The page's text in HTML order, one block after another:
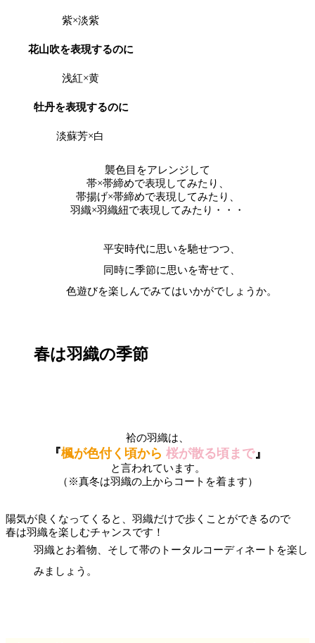
紫×淡紫
花山吹を表現するのに
浅紅×黄
牡丹を表現するのに
淡蘇芳×白
襲色目をアレンジして
帯×帯締めで表現してみたり、
帯揚げ×帯締めで表現してみたり、
羽織×羽織紐で表現してみたり・・・
平安時代に思いを馳せつつ、
同時に季節に思いを寄せて、
色遊びを楽しんでみてはいかがでしょうか。
春は羽織の季節
袷の羽織は、
『楓が色付く頃から 桜が散る頃まで』
と言われています。
（※真冬は羽織の上からコートを着ます）
陽気が良くなってくると、羽織だけで歩くことができるので
春は羽織を楽しむチャンスです！
羽織とお着物、そして帯のトータルコーディネートを楽し
みましょう。